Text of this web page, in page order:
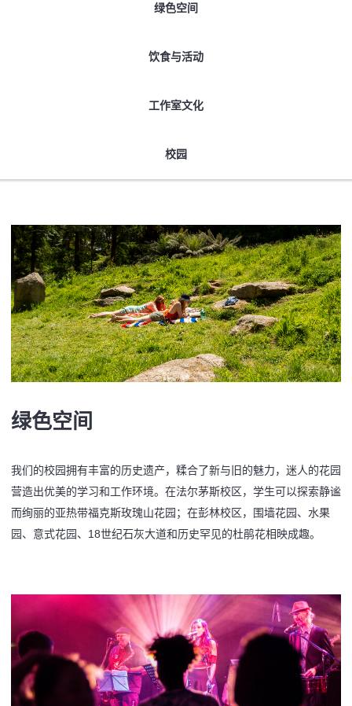
绿色空间
饮食与活动
工作室文化
校园
绿色空间
我们的校园拥有丰富的历史遗产，糅合了新与旧的魅力，迷人的花园
营造出优美的学习和工作环境。在法尔茅斯校区，学生可以探索静谧
而绚丽的亚热带福克斯玫瑰山花园；在彭林校区，围墙花园、水果
园、意式花园、18世纪石灰大道和历史罕见的杜鹃花相映成趣。